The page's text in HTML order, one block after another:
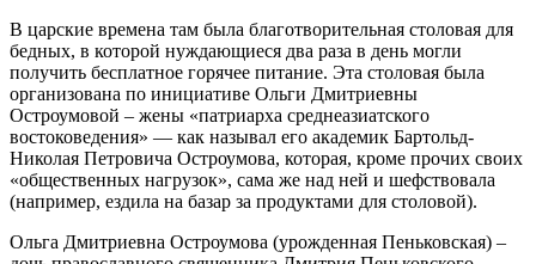
В царские времена там была благотворительная столовая для
бедных, в которой нуждающиеся два раза в день могли
получить бесплатное горячее питание. Эта столовая была
организована по инициативе Ольги Дмитриевны
Остроумовой – жены «патриарха среднеазиатского
востоковедения» — как называл его академик Бартольд-
Николая Петровича Остроумова, которая, кроме прочих своих
«общественных нагрузок», сама же над ней и шефствовала
(например, ездила на базар за продуктами для столовой).
Ольга Дмитриевна Остроумова (урожденная Пеньковская) –